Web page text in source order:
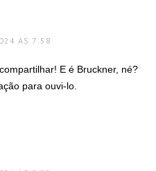
ÀS 7:58
E é Bruckner, né?
para ouvi-lo.